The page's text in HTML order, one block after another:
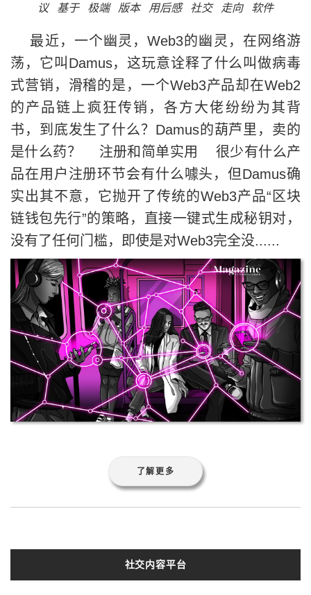
议
基于 极端 版本 用后感 社交 走向 软件
最近，一个幽灵，Web3的幽灵，在网络游
荡，它叫Damus，这玩意诠释了什么叫做病毒
式营销，滑稽的是，一个Web3产品却在Web2
的产品链上疯狂传销，各方大佬纷纷为其背
书，到底发生了什么？Damus的葫芦里，卖的
是什么药？ 注册和简单实用 很少有什么产
品在用户注册环节会有什么噱头，但Damus确
实出其不意，它抛开了传统的Web3产品“区块
链钱包先行”的策略，直接一键式生成秘钥对，
没有了任何门槛，即使是对Web3完全没......
了解更多
社交内容平台